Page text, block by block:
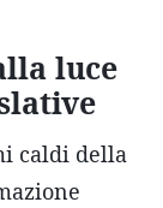
luce
caldi della